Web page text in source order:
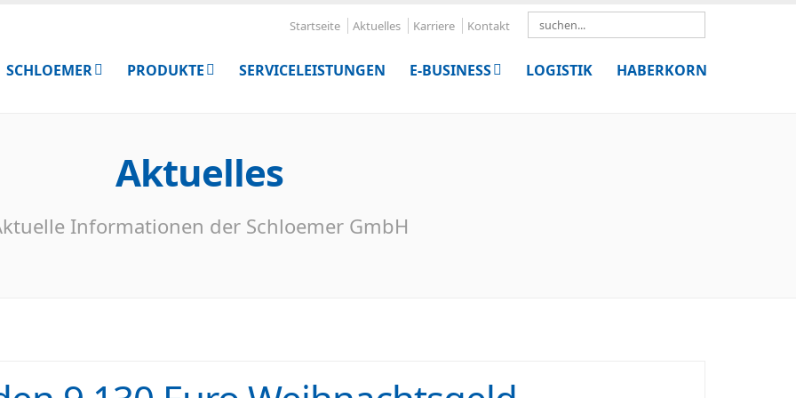
Startseite Aktuelles Karriere Kontakt
SCHLOEMER PRODUKTE SERVICELEISTUNGEN E-BUSINESS LOGISTIK HABERKORN
Aktuelles
Informationen der Schloemer GmbH